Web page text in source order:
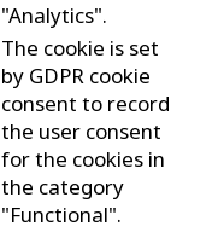
"Analytics".
The cookie is set
by GDPR cookie
consent to record
the user consent
for the cookies in
the category
"Functional".